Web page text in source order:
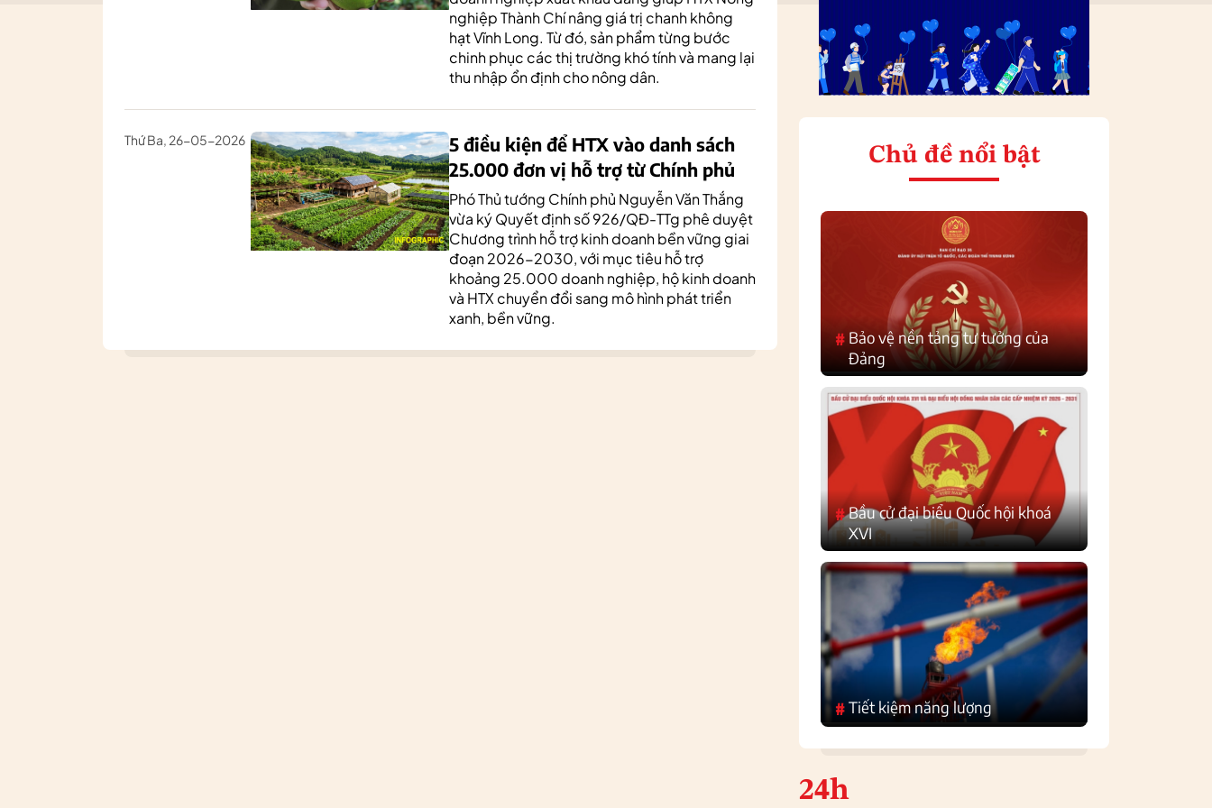
nghiệp Thành Chí nâng giá trị chanh không
hạt Vĩnh Long. Từ đó, sản phẩm từng bước
chinh phục các thị trường khó tính và mang lại
thu nhập ổn định cho nông dân.
Thứ Ba, 26-05-2026
5 điều kiện để HTX vào danh sách
25.000 đơn vị hỗ trợ từ Chính phủ
Phó Thủ tướng Chính phủ Nguyễn Văn Thắng
vừa ký Quyết định số 926/QĐ-TTg phê duyệt
Chương trình hỗ trợ kinh doanh bền vững giai
đoạn 2026-2030, với mục tiêu hỗ trợ
khoảng 25.000 doanh nghiệp, hộ kinh doanh
và HTX chuyển đổi sang mô hình phát triển
xanh, bền vững.
Chủ đề nổi bật
#Bảo vệ nền tảng tư tưởng của
Đảng
#Bầu cử đại biểu Quốc hội khoá
XVI
#Tiết kiệm năng lượng
24h